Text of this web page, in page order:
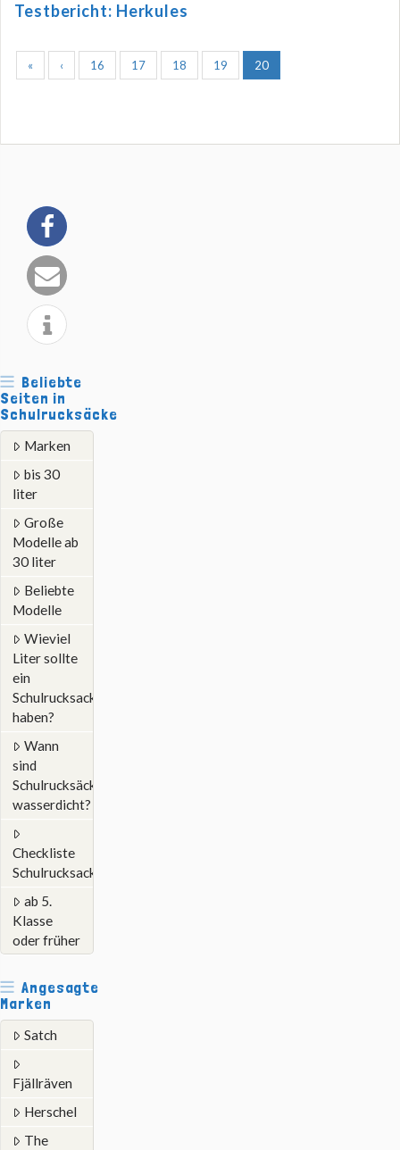
Testbericht: Herkules
« ‹ 16 17 18 19 20
Beliebte
Seiten in
Schulrucksäcke
Marken
bis 30
liter
Große
Modelle ab
30 liter
Beliebte
Modelle
Wieviel
Liter sollte
ein
Schulrucksack
haben?
Wann
sind
Schulrucksäcke
wasserdicht?
Checkliste
Schulrucksack
ab 5.
Klasse
oder früher
Angesagte
Marken
Satch
Fjällräven
Herschel
The